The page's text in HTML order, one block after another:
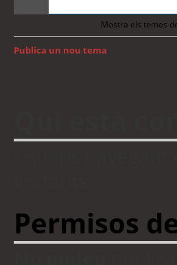
Mostra els temes
Publica un nou tema
Permisos